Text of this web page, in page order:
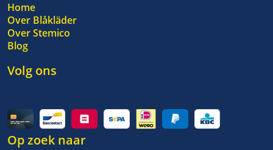
Home
Over Blåkläder
Over Stemico
Blog
Volg ons
Op zoek naar